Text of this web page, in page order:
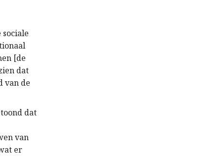
[de
dat
van de
dat
van
er